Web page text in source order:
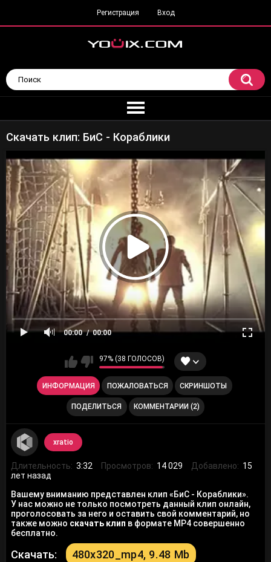
Регистрация Вход
Скачать клип: БиС - Кораблики
00:00 00:00
97% (38 ГОЛОСОВ)
ИНФОРМАЦИЯ ПОЖАЛОВАТЬСЯ СКРИНШОТЫ
ПОДЕЛИТЬСЯ КОММЕНТАРИИ (2)
xratio
Длительность: 3:32 Просмотров: 14 029 Добавлено: 15
лет назад
Вашему вниманию представлен клип «БиС - Кораблики».
У нас можно не только посмотреть данный клип онлайн,
проголосовать за него и оставить свой комментарий, но
также можно скачать клип в формате MP4 совершенно
бесплатно.
Скачать: 480x320_mp4, 9.48 Mb